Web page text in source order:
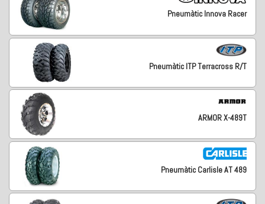
Pneumàtic Innova Racer
Pneumàtic ITP Terracross R/T
ARMOR X-489T
Pneumàtic Carlisle AT 489